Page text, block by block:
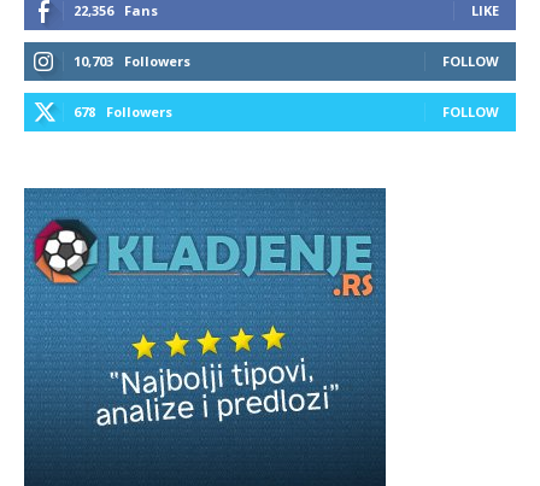
22,356 Fans LIKE
10,703 Followers FOLLOW
678 Followers FOLLOW